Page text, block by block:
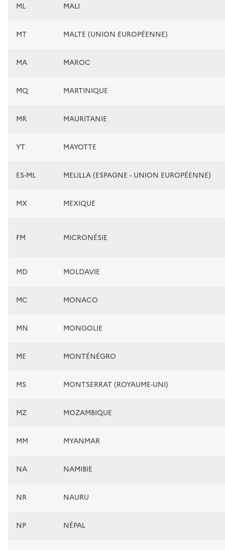
ML MALI
MT MALTE (UNION EUROPÉENNE)
MA MAROC
MQ MARTINIQUE
MR MAURITANIE
YT MAYOTTE
ES-ML MELILLA (ESPAGNE - UNION EUROPÉENNE)
MX MEXIQUE
FM MICRONÉSIE
MD MOLDAVIE
MC MONACO
MN MONGOLIE
ME MONTÉNÉGRO
MS MONTSERRAT (ROYAUME-UNI)
MZ MOZAMBIQUE
MM MYANMAR
NA NAMIBIE
NR NAURU
NP NÉPAL